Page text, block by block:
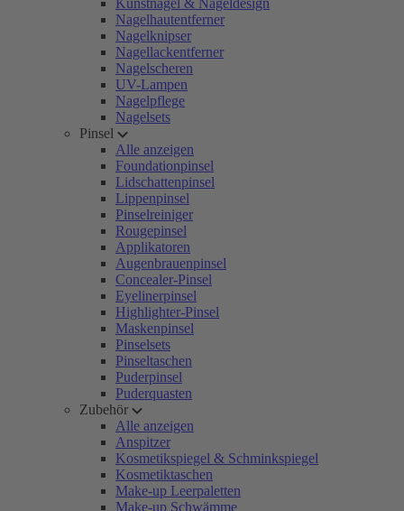
Kunstnägel & Nageldesign
Nagelhautentferner
Nagelknipser
Nagellackentferner
Nagelscheren
UV-Lampen
Nagelpflege
Nagelsets
Pinsel
Alle anzeigen
Foundationpinsel
Lidschattenpinsel
Lippenpinsel
Pinselreiniger
Rougepinsel
Applikatoren
Augenbrauenpinsel
Concealer-Pinsel
Eyelinerpinsel
Highlighter-Pinsel
Maskenpinsel
Pinselsets
Pinseltaschen
Puderpinsel
Puderquasten
Zubehör
Alle anzeigen
Anspitzer
Kosmetikspiegel & Schminkspiegel
Kosmetiktaschen
Make-up Leerpaletten
Make-up Schwämme